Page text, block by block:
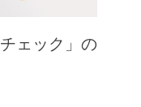
ェック」の